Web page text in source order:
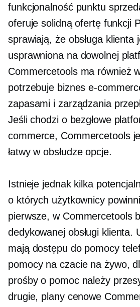
funkcjonalność punktu
oferuje solidną ofertę funkcji
sprawiają, że obsługa klienta
usprawniona na dowolnej
Commercetools ma również
potrzebuje biznes e-
zapasami i zarządzania
Jeśli chodzi o bezgłowe
commerce, Commercetools
łatwy w obsłudzeopcje.
Istnieje jednak kilka
o których użytkownicy
pierwsze, w Commercetools
dedykowanej obsługi klienta.
mają dostępu do pomocy
pomocy na czacie na żywo,
prośby o pomoc należy
drugie, plany cenowe